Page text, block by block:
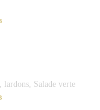
lardons, Salade verte